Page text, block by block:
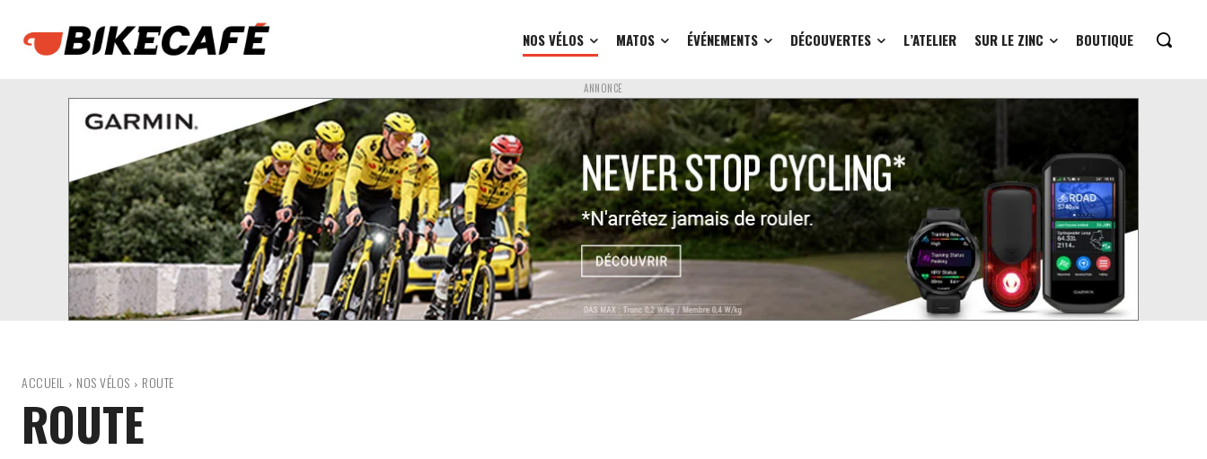
NOS VÉLOS MATOS ÉVÉNEMENTS DÉCOUVERTES L’ATELIER SUR LE ZINC BOUTIQUE
ANNONCE
ACCUEIL NOS VÉLOS ROUTE
ROUTE